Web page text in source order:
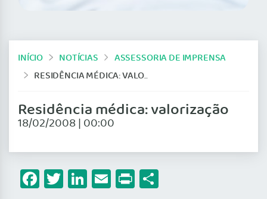
INÍCIO NOTÍCIAS
ASSESSORIA DE IMPRENSA
RESIDÊNCIA MÉDICA: VALORIZAÇÃO
Residência médica: valorização
18/02/2008 | 00:00
Facebook
Twitter
LinkedIn
Email
Print